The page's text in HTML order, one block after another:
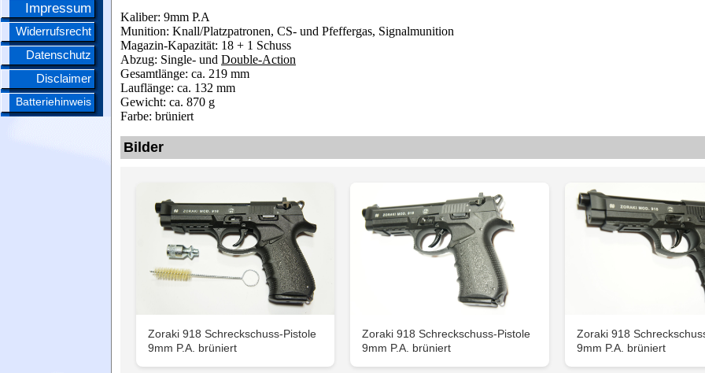
Impressum
Widerrufsrecht
Datenschutz
Disclaimer
Batteriehinweis
Kaliber: 9mm P.A
Munition: Knall/Platzpatronen, CS- und Pfeffergas, Signalmunition
Magazin-Kapazität: 18 + 1 Schuss
Abzug: Single- und Double-Action
Gesamtlänge: ca. 219 mm
Lauflänge: ca. 132 mm
Gewicht: ca. 870 g
Farbe: brüniert
Bilder
Zoraki 918 Schreckschuss-Pistole
9mm P.A. brüniert
Zoraki 918 Schreckschuss-Pistole
9mm P.A. brüniert
Zoraki 918
9mm P.A. brüniert